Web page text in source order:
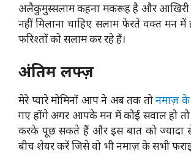
अलैकुमुस्सलाम कहना मकरूह है और आखिरी
नहीं मिलाना चाहिए सलाम फेरते वक्त मन में
फरिश्तों को सलाम कर रहे हैं।
अंतिम लफ्ज़
मेरे प्यारे मोमिनों आप ने अब तक तोनमाज़
गए होंगे अगर आपके मन में कोई सवाल हो
करके पूछ सकते हैं और इस बात को ज्यादा
बीच शेयर करें जिसे वो भी नमाज़ के सभी